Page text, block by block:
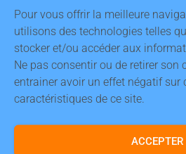
Pour vous offrir la meilleure
utilisons des technologies telles
stocker et/ou accéder aux
Ne pas consentir ou de retirer son
entrainer avoir un effet négatif sur
caractéristiques de ce site.
ACCEPTER
70 ans d’Alpine en vidéo